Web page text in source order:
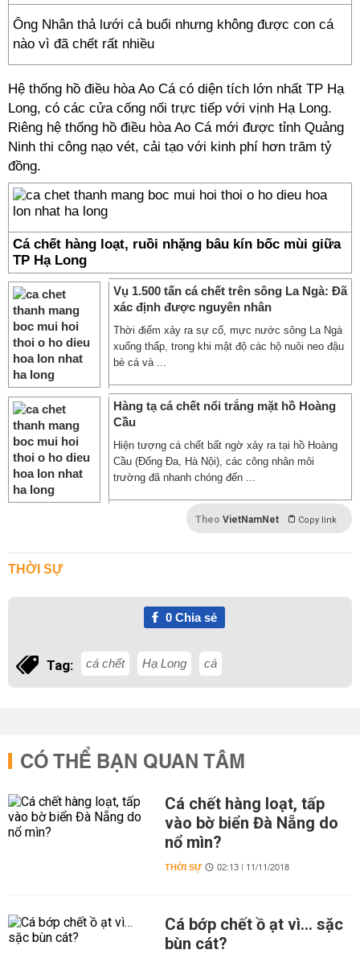
Ông Nhân thả lưới cả buổi nhưng không được con cá
nào vì đã chết rất nhiều
Hệ thống hồ điều hòa Ao Cá có diện tích lớn nhất TP Hạ
Long, có các cửa cống nối trực tiếp với vịnh Hạ Long.
Riêng hệ thống hồ điều hòa Ao Cá mới được tỉnh Quảng
Ninh thi công nạo vét, cải tạo với kinh phí hơn trăm tỷ
đồng.
Cá chết hàng loạt, ruồi nhặng bâu kín bốc mùi giữa
TP Hạ Long
Vụ 1.500 tấn cá chết trên sông La Ngà: Đã
xác định được nguyên nhân
Thời điểm xảy ra sự cố, mực nước sông La Ngà
xuống thấp, trong khi mật độ các hộ nuôi neo đậu
bè cá và ...
Hàng tạ cá chết nổi trắng mặt hồ Hoàng
Cầu
Hiện tượng cá chết bất ngờ xảy ra tại hồ Hoàng
Cầu (Đống Đa, Hà Nội), các công nhân môi
trường đã nhanh chóng đến ...
Theo VietNamNet Copy link
THỜI SỰ
0Chia sẻ
Tag: cá chết Hạ Long cá
CÓ THỂ BẠN QUAN TÂM
Cá chết hàng loạt, tấp
vào bờ biển Đà Nẵng do
nổ mìn?
THỜI SỰ 02:13 | 11/11/2018
Cá bớp chết ồ ạt vì… sặc
bùn cát?